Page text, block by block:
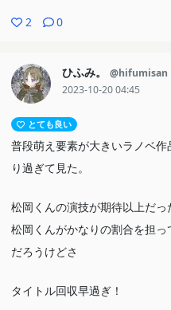
2 0
ひふみ。
@hifumisan
2023-10-20 04:45
とても良い
普段萌え要素が大きいラノベ
り過ぎて見た。
松岡くんの演技が期待以上だ
松岡くんがかなりの割合を担
だろうけどさ
タイトル回収早過ぎ！